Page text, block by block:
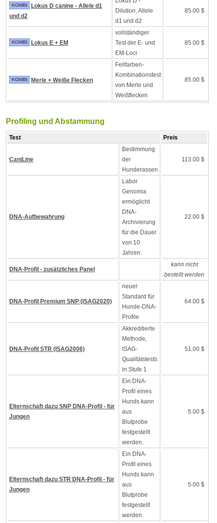
KOMBI
Lokus D canine - Allele d1
und d2
Dilution, Allele
d1 und d2
85.00 $
KOMBI Lokus E + EM
vollständiger
Test der E- und
EM-Loci
85.00 $
KOMBI Merle + Weiße Flecken
Fellfarben-
Kombinationstest
von Merle und
Weißflecken
85.00 $
Profiling und Abstammung
Test Preis
CaniLine
Bestimmung
der
Hunderassen
113.00 $
DNA-Aufbewahrung
Labor
Genomia
ermöglicht
DNA-
Archivierung
für die Dauer
von 10
Jahren.
22.00 $
DNA-Profil - zusätzliches Panel
kann nicht
bestellt werden
DNA-Profil Premium SNP (ISAG2020)
neuer
Standard für
Hunde-DNA-
Profile
64.00 $
DNA-Profil STR (ISAG2006)
Akkreditierte
Methode,
ISAG-
Qualitätstests
in Stufe 1
51.00 $
Elternschaft dazu SNP DNA-Profil - für
Jungen
Ein DNA-
Profil eines
Hunds kann
aus
Blutprobe
festgestellt
werden.
5.00 $
Elternschaft dazu STR DNA-Profil - für
Jungen
Ein DNA-
Profil eines
Hunds kann
aus
Blutprobe
festgestellt
werden.
5.00 $